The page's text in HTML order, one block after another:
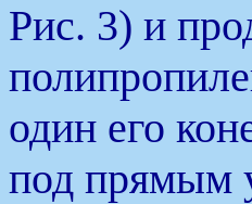
Рис. 3) и
один его
под прямым